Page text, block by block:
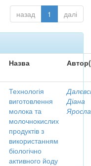
назад 1 далі
Назва
Технологія
виготовлення
молока та
молочнокислих
продуктів з
використанням
біологічно
активного йоду
Діана